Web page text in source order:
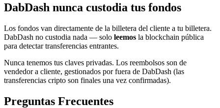
DabDash nunca custodia tus fondos
Los fondos van directamente de la billetera del cliente a tu billetera.
DabDash no custodia nada — solo leemos la blockchain pública
para detectar transferencias entrantes.
Nunca tenemos tus claves privadas. Los reembolsos son de
vendedor a cliente, gestionados por fuera de DabDash (las
transferencias cripto son finales una vez confirmadas).
Preguntas Frecuentes